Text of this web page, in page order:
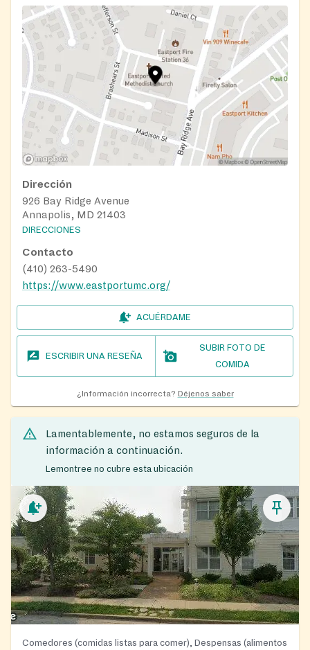
Dirección
926 Bay Ridge Avenue
Annapolis, MD 21403
DIRECCIONES
Contacto
(410) 263-5490
https://www.eastportumc.org/
ACUÉRDAME
ESCRIBIR UNA RESEÑA
SUBIR FOTO DE
COMIDA
¿Información incorrecta? Déjenos saber
Lamentablemente, no estamos seguros de la
información a continuación.
Lemontree no cubre esta ubicación
Comedores (comidas listas para comer), Despensas (alimentos